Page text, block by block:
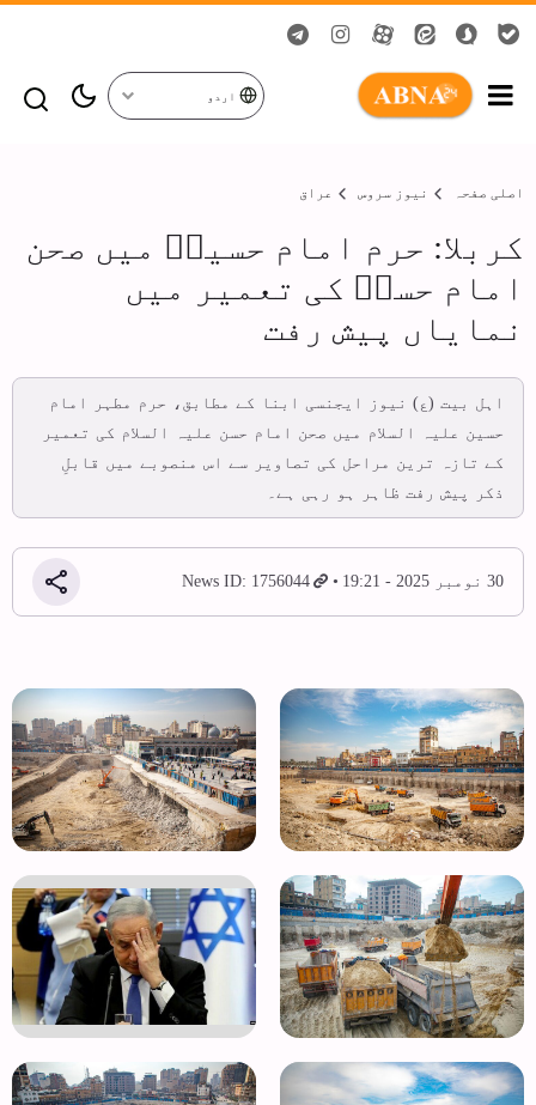
اردو
اصلی صفحہ نیوز سروس عراق
کربلا: حرم امام حسینؑ میں صحن
امام حسنؑ کی تعمیر میں
نمایاں پیش رفت
اہل بیت (ع) نیوز ایجنسی ابنا کے مطابق، حرم مطہر امام
حسین علیہ السلام میں صحن امام حسن علیہ السلام کی تعمیر
کے تازہ ترین مراحل کی تصاویر سے اس منصوبے میں قابلِ
ذکر پیش رفت ظاہر ہو رہی ہے۔
30 نومبر 2025 - 19:21 News ID: 1756044